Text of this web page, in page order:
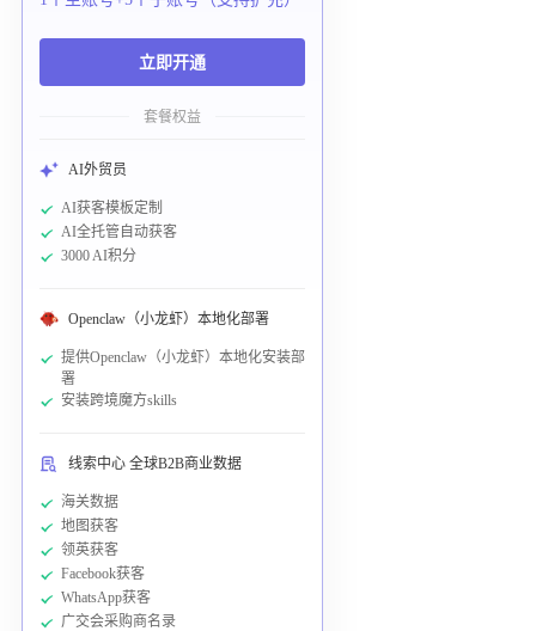
立即开通
套餐权益
AI外贸员
AI获客模板定制
AI全托管自动获客
3000 AI积分
Openclaw（小龙虾）本地化部署
提供Openclaw（小龙虾）本地化安装部
署
安装跨境魔方skills
线索中心 全球B2B商业数据
海关数据
地图获客
领英获客
Facebook获客
WhatsApp获客
广交会采购商名录